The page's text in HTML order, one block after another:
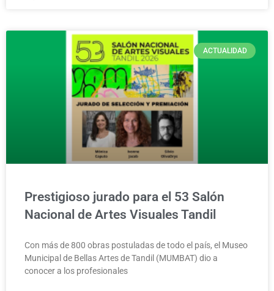
ACTUALIDAD
Prestigioso jurado para el 53 Salón
Nacional de Artes Visuales Tandil
Con más de 800 obras postuladas de todo el país, el Museo
Municipal de Bellas Artes de Tandil (MUMBAT) dio a
conocer a los profesionales